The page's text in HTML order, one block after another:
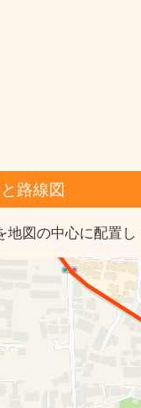
路線図
地図の中心に配置